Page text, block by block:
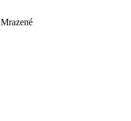
Mrazené